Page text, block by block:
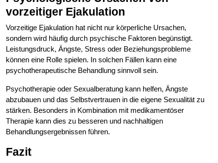
vorzeitiger Ejakulation
Vorzeitige Ejakulation hat nicht nur körperliche Ursachen,
sondern wird häufig durch psychische Faktoren begünstigt.
Leistungsdruck, Ängste, Stress oder Beziehungsprobleme
können eine Rolle spielen. In solchen Fällen kann eine
psychotherapeutische Behandlung sinnvoll sein.
Psychotherapie oder Sexualberatung kann helfen, Ängste
abzubauen und das Selbstvertrauen in die eigene Sexualität zu
stärken. Besonders in Kombination mit medikamentöser
Therapie kann dies zu besseren und nachhaltigen
Behandlungsergebnissen führen.
Fazit